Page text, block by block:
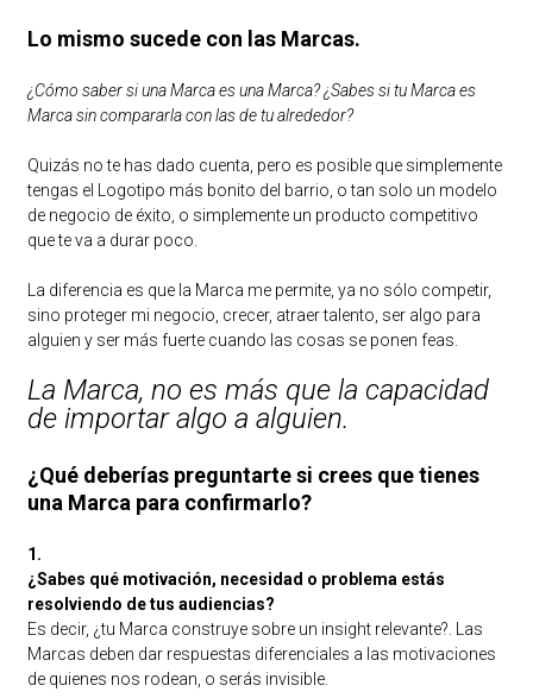
Lo mismo sucede con las Marcas.
¿Cómo saber si una Marca es una Marca? ¿Sabes si tu Marca es
Marca sin compararla con las de tu alrededor?
Quizás no te has dado cuenta, pero es posible que simplemente
tengas el Logotipo más bonito del barrio, o tan solo un modelo
de negocio de éxito, o simplemente un producto competitivo
que te va a durar poco.
La diferencia es que la Marca me permite, ya no sólo competir,
sino proteger mi negocio, crecer, atraer talento, ser algo para
alguien y ser más fuerte cuando las cosas se ponen feas.
La Marca, no es más que la capacidad
de importar algo a alguien.
¿Qué deberías preguntarte si crees que tienes
una Marca para confirmarlo?
1.
¿Sabes qué motivación, necesidad o problema estás
resolviendo de tus audiencias?
Es decir, ¿tu Marca construye sobre un insight relevante?. Las
Marcas deben dar respuestas diferenciales a las motivaciones
de quienes nos rodean, o serás invisible.